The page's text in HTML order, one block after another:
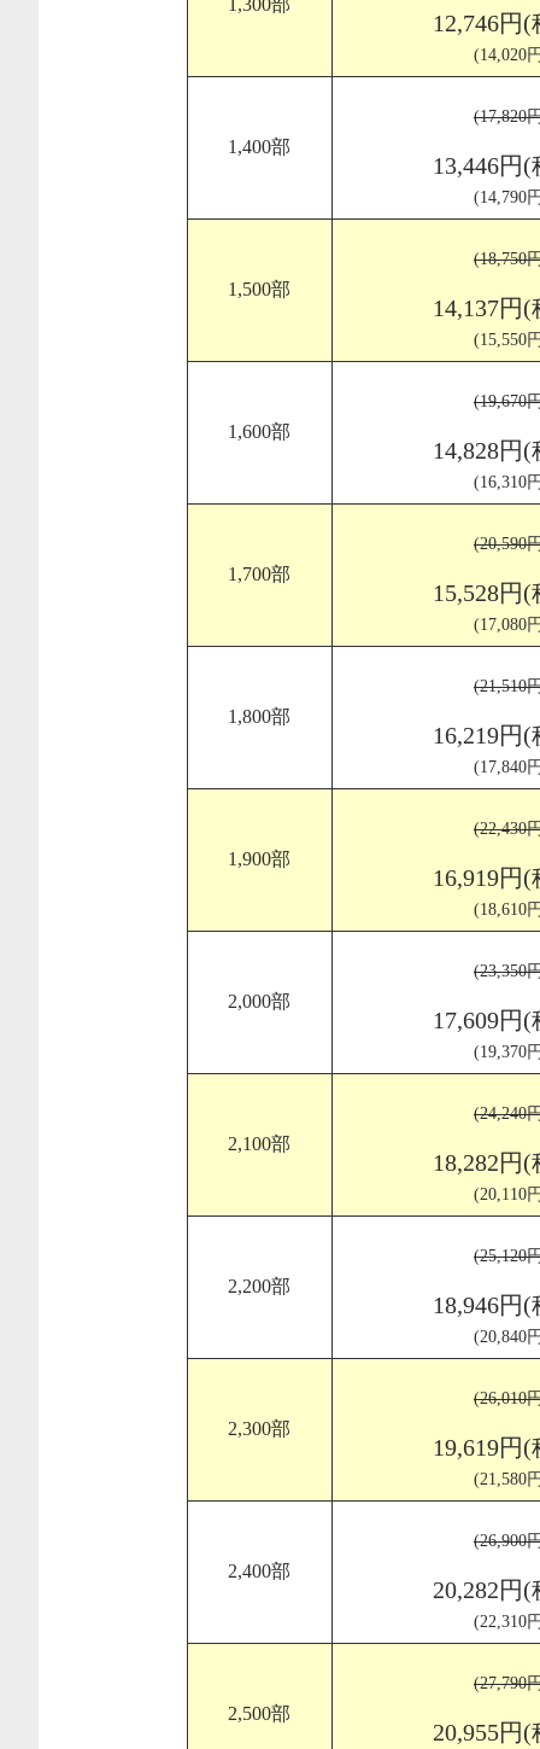
12,746円
(14,020
1,400部
(17,820
13,446円
(14,790
1,500部
(18,750
14,137円
(15,550
1,600部
(19,670
14,828円
(16,310
1,700部
(20,590
15,528円
(17,080
1,800部
(21,510
16,219円
(17,840
1,900部
(22,430
16,919円
(18,610
2,000部
(23,350
17,609円
(19,370
2,100部
(24,240
18,282円
(20,110
2,200部
(25,120
18,946円
(20,840
2,300部
(26,010
19,619円
(21,580
2,400部
(26,900
20,282円
(22,310
2,500部
(27,790
20,955円